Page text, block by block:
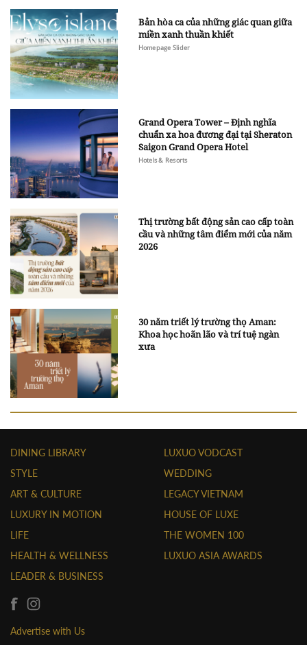
Bản hòa ca của những giác quan giữa
miền xanh thuần khiết
Homepage Slider
Grand Opera Tower – Định nghĩa
chuẩn xa hoa đương đại tại Sheraton
Saigon Grand Opera Hotel
Hotels & Resorts
Thị trường bất động sản cao cấp toàn
cầu và những tâm điểm mới của năm
2026
30 năm triết lý trường thọ Aman:
Khoa học hoãn lão và trí tuệ ngàn
xưa
DINING LIBRARY
STYLE
ART & CULTURE
LUXURY IN MOTION
LIFE
HEALTH & WELLNESS
LEADER & BUSINESS
LUXUO VODCAST
WEDDING
LEGACY VIETNAM
HOUSE OF LUXE
THE WOMEN 100
LUXUO ASIA AWARDS
Advertise with Us